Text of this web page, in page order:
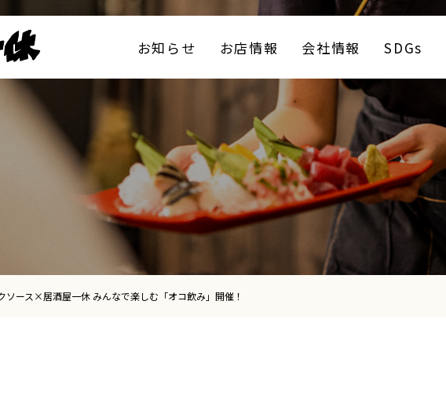
お知らせ お店情報 会社情報 SDGs
ソース×居酒屋一休 みんなで楽しむ「オコ飲み」開催！